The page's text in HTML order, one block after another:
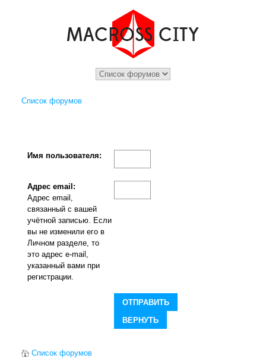
Список форумов
Имя пользователя:
Адрес email:
Адрес email,
связанный с вашей
учётной записью. Если
вы не изменили его в
Личном разделе, то
это адрес e-mail,
указанный вами при
регистрации.
Список форумов